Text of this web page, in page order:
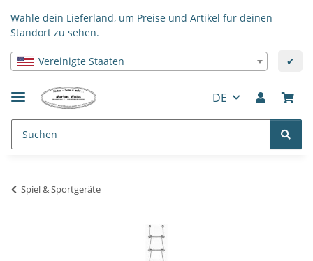
Wähle dein Lieferland, um Preise und Artikel für deinen
Standort zu sehen.
Vereinigte Staaten ✔
DE
Spiel & Sportgeräte